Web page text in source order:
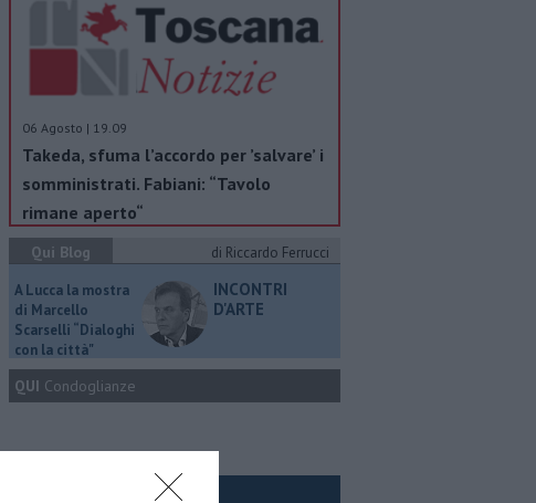
06 Agosto | 19.09
Takeda, sfuma l’accordo per ’salvare’ i
somministrati. Fabiani: “Tavolo
rimane aperto“
Qui Blog
di Riccardo Ferrucci
A Lucca la mostra
di Marcello
Scarselli “Dialoghi
con la città"
INCONTRI
D'ARTE
QUI Condoglianze